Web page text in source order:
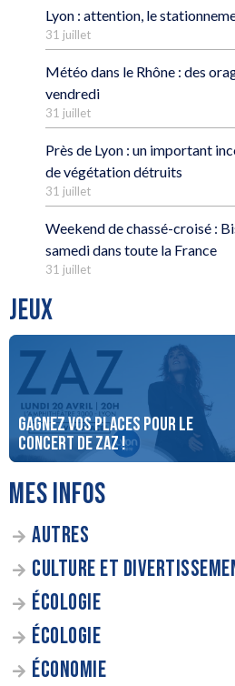
Lyon : attention, le
31 juillet
Météo dans le Rhône : des
vendredi
31 juillet
Près de Lyon : un important
de végétation détruits
31 juillet
Weekend de chassé-croisé :
samedi dans toute la France
31 juillet
JEUX
Gagnez vos places pour le
concert de ZAZ !
MES INFOS
AUTRES
CULTURE ET
ÉCOLOGIE
ÉCOLOGIE
ÉCONOMIE